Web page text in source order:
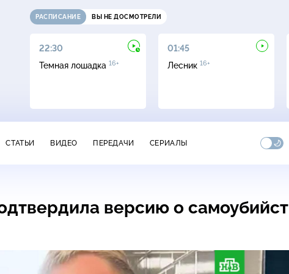
РАСПИСАНИЕ ВЫ НЕ ДОСМОТРЕЛИ
22:30
Темная лошадка 16+
01:45
Лесник 16+
СТАТЬИ ВИДЕО ПЕРЕДАЧИ СЕРИАЛЫ
версию о